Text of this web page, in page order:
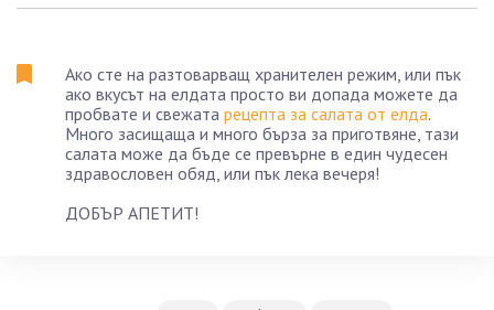
Ако сте на разтоварващ хранителен режим, или пък
ако вкусът на елдата просто ви допада можете да
пробвате и свежата рецепта за салата от елда.
Много засищаща и много бърза за приготвяне, тази
салата може да бъде се превърне в един чудесен
здравословен обяд, или пък лека вечеря!
ДОБЪР АПЕТИТ!